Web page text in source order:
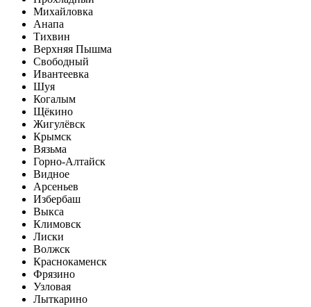
Михайловка
Анапа
Тихвин
Верхняя Пышма
Свободный
Ивантеевка
Шуя
Когалым
Щёкино
Жигулёвск
Крымск
Вязьма
Горно-Алтайск
Видное
Арсеньев
Избербаш
Выкса
Климовск
Лиски
Волжск
Краснокаменск
Фрязино
Узловая
Лыткарино